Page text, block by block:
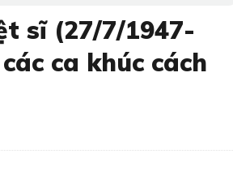
sĩ (27/7/1947-
ca khúc cách